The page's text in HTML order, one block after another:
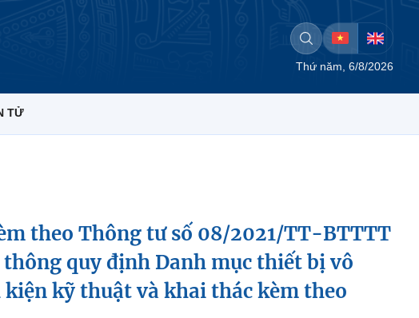
Thứ năm, 6/8/2026
TỬ
theo Thông tư số 08/2021/TT-BTTTT
quy định Danh mục thiết bị vô
kỹ thuật và khai thác kèm theo